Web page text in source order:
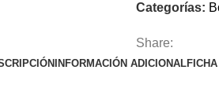
Categorías:
Share:
INFORMACIÓN ADICIONAL